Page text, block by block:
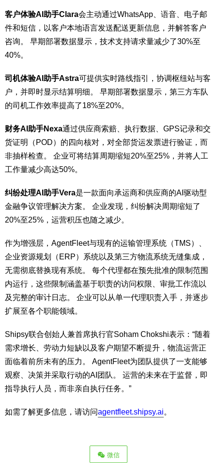
客户体验AI助手Clara会主动通过WhatsApp、语音、电子邮
件和短信，以客户本地语言发送配送更新信息，并解答客户
咨询。 早期部署数据显示，技术支持请求量减少了30%至
40%。
司机体验AI助手Astra可提供实时路线指引，协调枢纽站与客
户，并即时显示结算明细。 早期部署数据显示，第三方车队
的司机工作效率提高了18%至20%。
财务AI助手Nexa通过供应商索赔、执行数据、GPS记录和交
货证明（POD）的四向核对，对全部货运发票进行验证，而
非抽样检查。 企业可将结算周期缩短20%至25%，并将人工
工作量减少高达50%。
纠纷处理AI助手Vera是一款面向承运商和供应商的AI驱动型
金融争议管理解决方案。 企业发现，纠纷解决周期缩短了
20%至25%，运营积压也随之减少。
作为增强层，AgentFleet与现有的运输管理系统（TMS）、
企业资源规划（ERP）系统以及第三方物流系统无缝集成，
无需彻底替换现有系统。 每个代理都在预先批准的限制范围
内运行，这些限制涵盖基于职责的访问权限、审批工作流以
及完整的审计日志。 企业可以从单一代理职责入手，并逐步
扩展至各个职能领域。
Shipsy联合创始人兼首席执行官Soham Chokshi表示：“随着
需求增长、劳动力短缺以及客户期望不断提升，物流运营正
面临着前所未有的压力。 AgentFleet为团队提供了一支能够
观察、决策并采取行动的AI团队。 运营的未来在于监督，即
指导执行人员，而非亲自执行任务。”
如需了解更多信息，请访问agentfleet.shipsy.ai。
微信